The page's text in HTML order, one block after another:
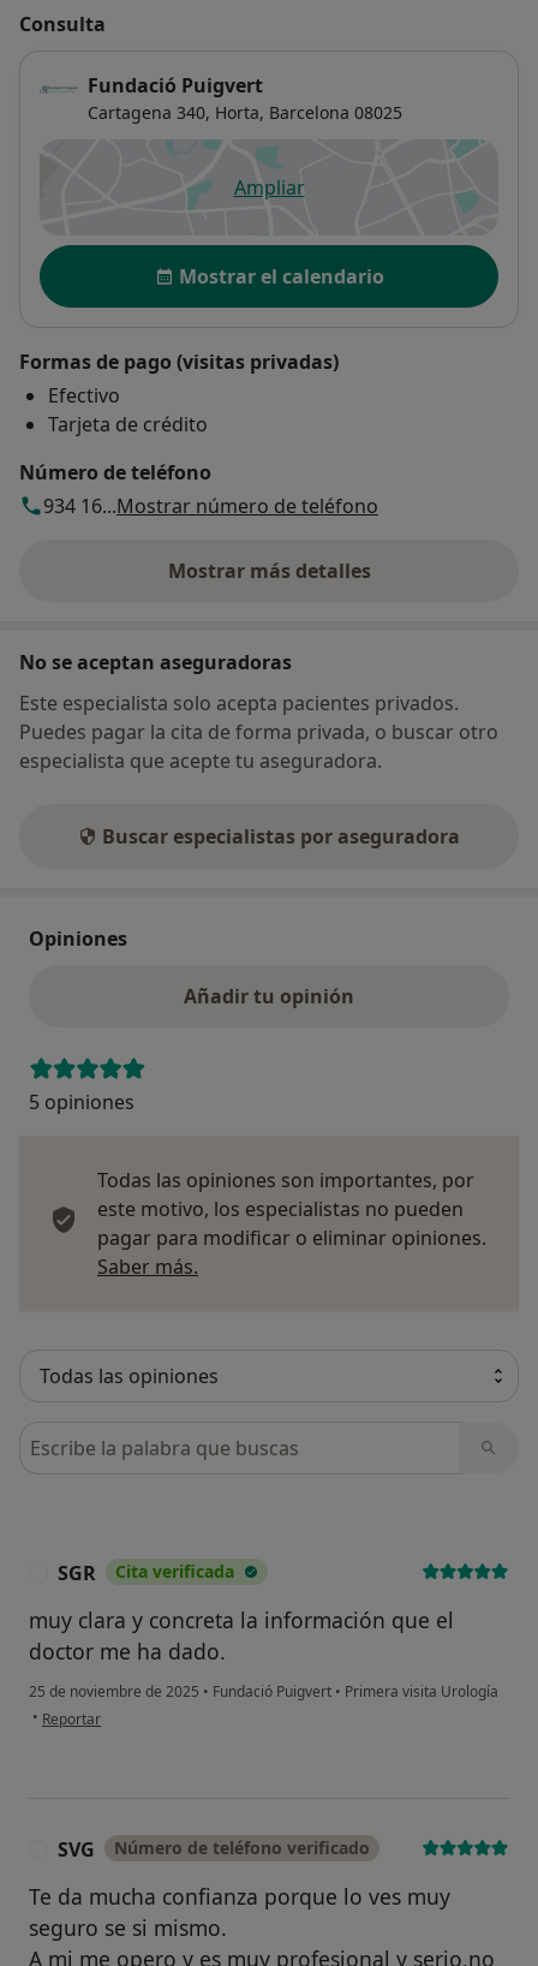
Consulta
Fundació Puigvert
Cartagena 340, Horta, Barcelona 08025
Ampliarse abre en una nueva
Disponibilidad
Mostrar el calendario
Formas de pago (visitas privadas)
Efectivo
Tarjeta de crédito
Número de teléfono
934 16...Mostrar número de teléfono
Mostrar más detalles
sobre la dirección
No se aceptan aseguradoras
Este especialista solo acepta pacientes privados.
Puedes pagar la cita de forma privada, o buscar otro
especialista que acepte tu aseguradora.
Buscar especialistas por aseguradora
Opiniones
Añadir tu opinión
5 opiniones
Todas las opiniones son importantes, por
este motivo, los especialistas no pueden
pagar para modificar o eliminar opiniones.
Saber más.
Busca en opiniones
SGR Cita verificada
muy clara y concreta la información que el
doctor me ha dado.
25 de noviembre de 2025 • Fundació Puigvert • Primera visita Urología
• en opinión del usuario SGR
Reportar
SVG Número de teléfono verificado
Te da mucha confianza porque lo ves muy
seguro se si mismo.
A mi me opero y es muy profesional y serio,no